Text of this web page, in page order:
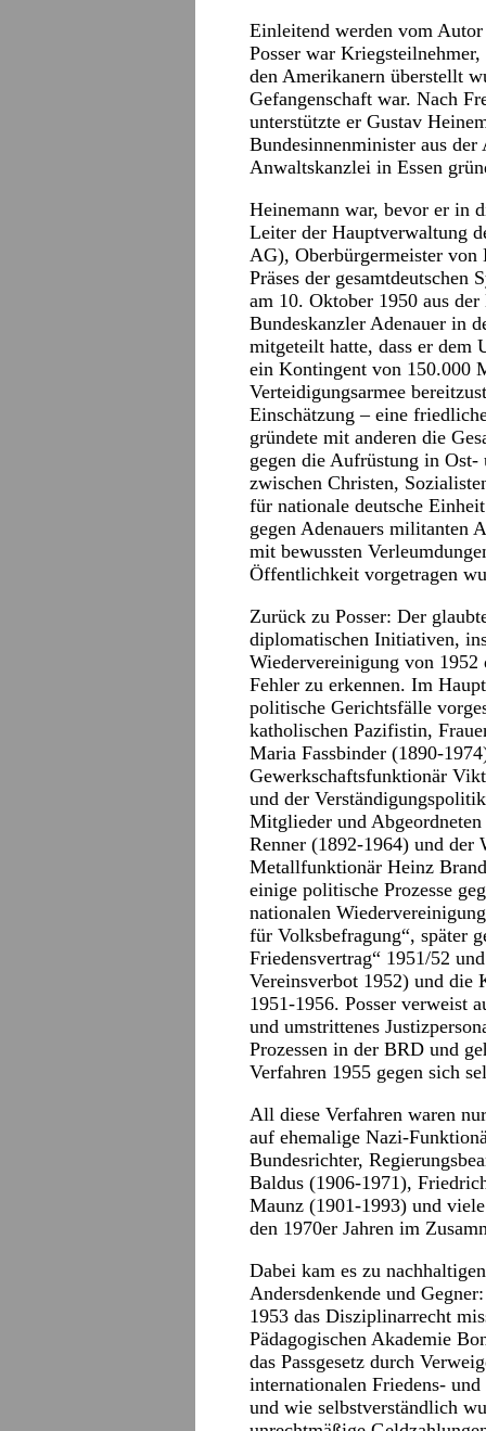
Einleitend werden vom
Posser war
den Amerikanern überstellt
Gefangenschaft war. Nach
unterstützte er Gustav
Bundesinnenminister aus
Anwaltskanzlei in Essen
Heinemann war, bevor er in
Leiter der Hauptverwaltung
AG), Oberbürgermeister von
Präses der gesamtdeutschen
am 10. Oktober 1950 aus
Bundeskanzler Adenauer in
mitgeteilt hatte, dass er dem
ein Kontingent von 150.000
Verteidigungsarmee
Einschätzung – eine
gründete mit anderen die
gegen die Aufrüstung in Ost-
zwischen Christen,
für nationale deutsche
gegen Adenauers militanten
mit bewussten
Öffentlichkeit vorgetragen
Zurück zu Posser: Der
diplomatischen Initiativen,
Wiedervereinigung von 1952
Fehler zu erkennen. Im
politische Gerichtsfälle
katholischen Pazifistin,
Maria Fassbinder (1890-
Gewerkschaftsfunktionär
und der
Mitglieder und
Renner (1892-1964) und der
Metallfunktionär Heinz
einige politische Prozesse
nationalen
für Volksbefragung“, später
Friedensvertrag“ 1951/52
Vereinsverbot 1952) und die
1951-1956. Posser verweist
und umstrittenes
Prozessen in der BRD und
Verfahren 1955 gegen sich
All diese Verfahren waren
auf ehemalige Nazi-
Bundesrichter,
Baldus (1906-1971),
Maunz (1901-1993) und
den 1970er Jahren im
Dabei kam es zu
Andersdenkende und
1953 das Disziplinarrecht
Pädagogischen Akademie
das Passgesetz durch
internationalen Friedens-
und wie selbstverständlich